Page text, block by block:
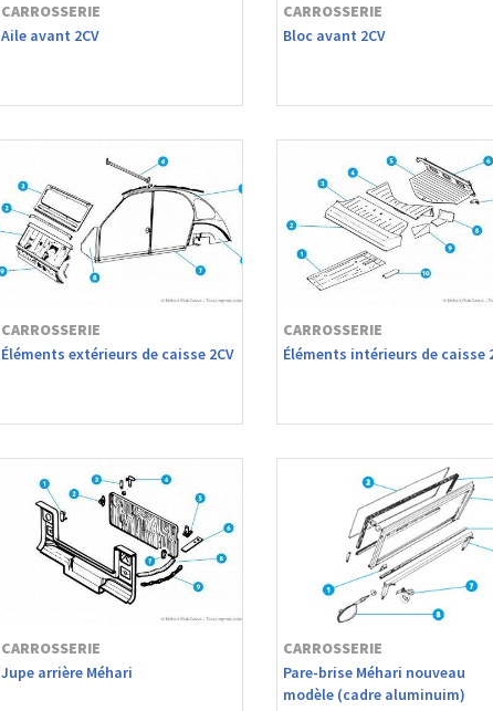
CARROSSERIE
Aile avant 2CV
CARROSSERIE
Bloc avant 2CV
CARROSSERIE
Éléments extérieurs de caisse 2CV
CARROSSERIE
Éléments intérieurs de caisse
CARROSSERIE
Jupe arrière Méhari
CARROSSERIE
Pare-brise Méhari nouveau
modèle (cadre aluminuim)